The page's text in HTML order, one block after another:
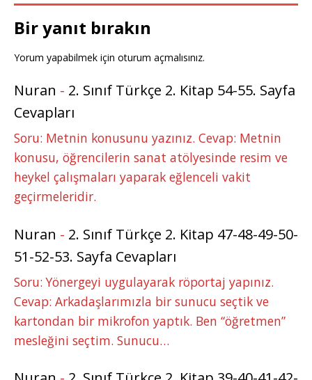
k r
Bir yanıt bırakın
Yorum yapabilmek için oturum açmalısınız.
Nuran - 2. Sınıf Türkçe 2. Kitap 54-55. Sayfa
Cevapları
Soru: Metnin konusunu yazınız. Cevap: Metnin
konusu, öğrencilerin sanat atölyesinde resim ve
heykel çalışmaları yaparak eğlenceli vakit
geçirmeleridir.
Nuran - 2. Sınıf Türkçe 2. Kitap 47-48-49-50-
51-52-53. Sayfa Cevapları
Soru: Yönergeyi uygulayarak röportaj yapınız.
Cevap: Arkadaşlarımızla bir sunucu seçtik ve
kartondan bir mikrofon yaptık. Ben “öğretmen”
mesleğini seçtim. Sunucu…